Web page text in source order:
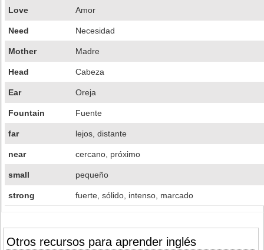
Love Amor
Need Necesidad
Mother Madre
Head Cabeza
Ear Oreja
Fountain Fuente
far lejos, distante
near cercano, próximo
small pequeño
strong fuerte, sólido, intenso, marcado
Otros recursos para aprender inglés